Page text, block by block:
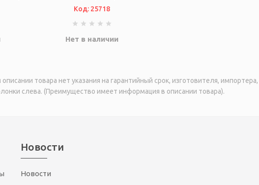
Код: 25718
Нет в наличии
товара нет указания на гарантийный срок, изготовителя,
слева. (Преимущество имеет информация в описании товара).
Новости
Новости